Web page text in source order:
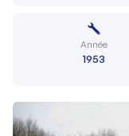
Année
1953